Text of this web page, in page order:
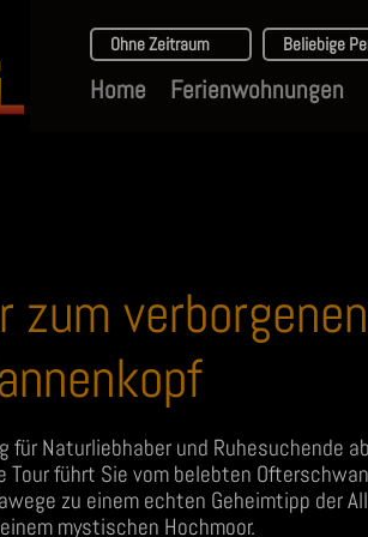
Ohne Zeitraum Beliebige
Home Ferienwohnungen
zum verborgenen
für Naturliebhaber und Ruhesuchende
führt Sie vom belebten
zu einem echten Geheimtipp der
mystischen Hochmoor.